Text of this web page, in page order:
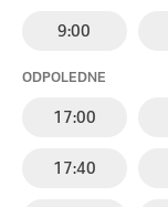
9:00
ODPOLEDNE
17:00
17:40